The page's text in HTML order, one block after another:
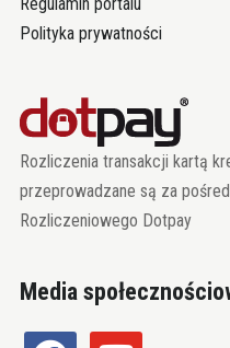
Polityka prywatności
Rozliczenia transakcji kartą
przeprowadzane są za
Rozliczeniowego Dotpay
Media